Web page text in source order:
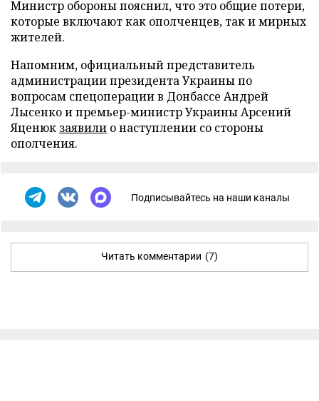
Министр обороны пояснил, что это общие потери,
которые включают как ополченцев, так и мирных
жителей.
Напомним, официальный представитель
администрации президента Украины по
вопросам спецоперации в Донбассе Андрей
Лысенко и премьер-министр Украины Арсений
Яценюк заявили о наступлении со стороны
ополчения.
Подписывайтесь на наши каналы
Читать комментарии (7)